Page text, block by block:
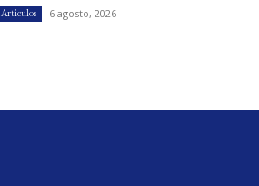
Artículos 6 agosto, 2026